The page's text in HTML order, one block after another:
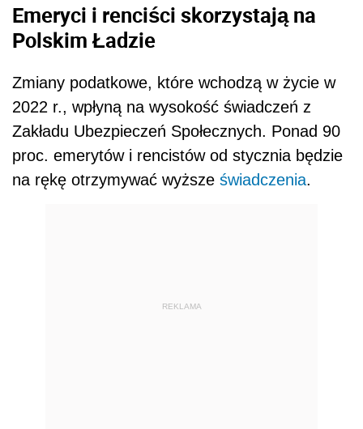
Emeryci i renciści skorzystają na
Polskim Ładzie
Zmiany podatkowe, które wchodzą w życie w
2022 r., wpłyną na wysokość świadczeń z
Zakładu Ubezpieczeń Społecznych. Ponad 90
proc. emerytów i rencistów od stycznia będzie
na rękę otrzymywać wyższe świadczenia.
REKLAMA